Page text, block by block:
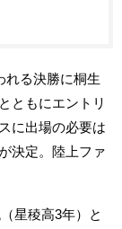
る決勝に桐生
ともにエントリ
に出場の必要は
決定。陸上ファ
星稜高3年）と